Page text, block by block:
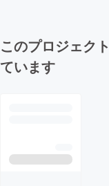
このプロジェク
ています